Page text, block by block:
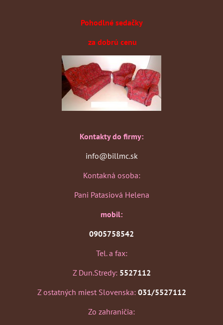
Pohodlné sedačky
za dobrú cenu
Kontakty do firmy:
info@billmc.sk
Kontakná osoba:
Pani Patasiová Helena
mobil:
0905758542
Tel. a fax:
Z Dun.Stredy: 5527112
Z ostatných miest Slovenska: 031/5527112
Zo zahraničia: